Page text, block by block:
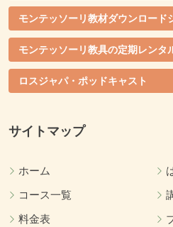
モンテッソーリ教材ダウンロード
モンテッソーリ教具の定期レン
ロスジャパ・ポッドキャスト
サイトマップ
ホーム
コース一覧
料金表